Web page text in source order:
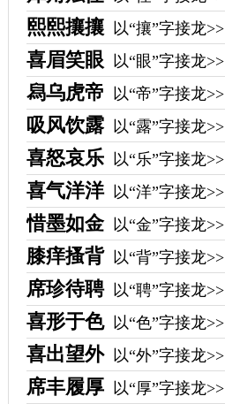
熙熙攘攘 以“攘”字接龙>>
喜眉笑眼 以“眼”字接龙>>
舄乌虎帝 以“帝”字接龙>>
吸风饮露 以“露”字接龙>>
喜怒哀乐 以“乐”字接龙>>
喜气洋洋 以“洋”字接龙>>
惜墨如金 以“金”字接龙>>
膝痒搔背 以“背”字接龙>>
席珍待聘 以“聘”字接龙>>
喜形于色 以“色”字接龙>>
喜出望外 以“外”字接龙>>
席丰履厚 以“厚”字接龙>>